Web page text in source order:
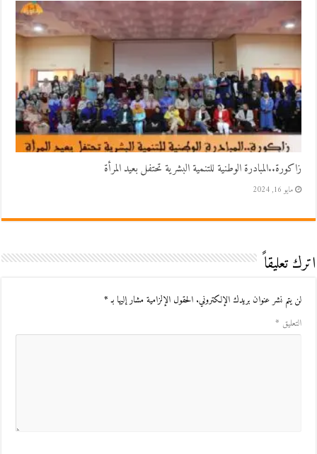
زاكورة..المبادرة الوطنية للتنمية البشرية تحتفل بعيد المرأة
مايو 16, 2024
اترك تعليقاً
لن يتم نشر عنوان بريدك الإلكتروني. الحقول الإلزامية مشار إليها بـ*
التعليق *